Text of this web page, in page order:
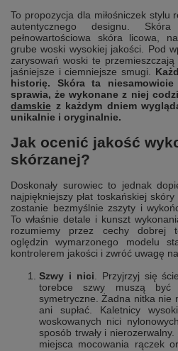
To propozycja dla miłośniczek stylu
autentycznego designu.
pełnowartościowa skóra licowa,
grube woski wysokiej jakości. Pod
zarysowań woski te
jaśniejsze i ciemniejsze smugi.
historię. Skóra ta
sprawia, że wykonane z niej
damskie z każdym dniem
unikalnie i oryginalnie.
Jak ocenić jakość
skórzanej?
Doskonały surowiec to jednak
najpiękniejszy płat toskańskiej
zostanie bezmyślnie zszyty i
To właśnie detale i kunszt
rozumiemy przez cechy dobrej
oględzin wymarzonego modelu
kontrolerem jakości i zwróć uwagę
Szwy i nici . Przyjrzyj się
torebce szwy muszą
symetryczne. Żadna nitka nie
ani supłać. Kaletnicy
woskowanych nici
sposób trwały i
miejsca mocowania rączek